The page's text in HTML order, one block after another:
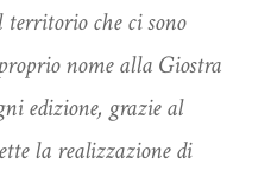
che ci sono
nome alla Giostra
edizione, grazie al
la realizzazione di